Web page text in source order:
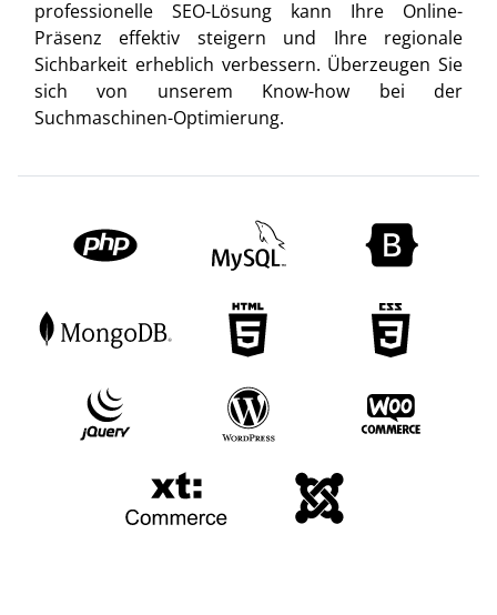
professionelle SEO-Lösung kann Ihre Online-
Präsenz effektiv steigern und Ihre regionale
Sichbarkeit erheblich verbessern. Überzeugen Sie
sich von unserem Know-how bei der
Suchmaschinen-Optimierung.